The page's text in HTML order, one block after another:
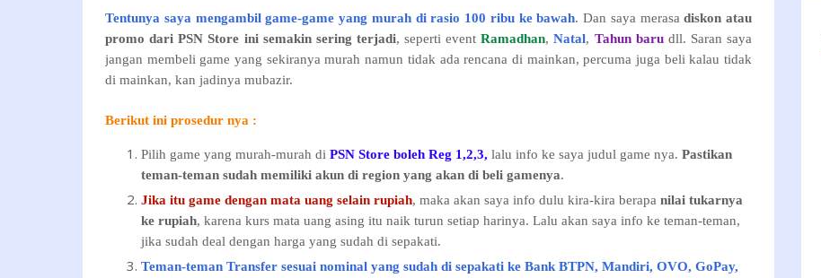
Tentunya saya mengambil game-game yang murah di rasio 100 ribu ke bawah. Dan saya merasadiskon atau
promo dari PSN Store ini semakin sering terjadi, seperti eventRamadhan,Natal, Tahun barudll. Saran saya
jangan membeli game yang sekiranya murah namun tidak ada rencana di mainkan, percuma juga beli kalau tidak
di mainkan, kan jadinya mubazir.
Berikut ini prosedur nya :
Pilih game yang murah-murah di PSN Store boleh Reg 1,2,3, lalu info ke saya judul game nya. Pastikan
teman-teman sudah memiliki akun di region yang akan di beli gamenya.
Jika itu game dengan mata uang selain rupiah, maka akan saya info dulu kira-kira berapa nilai tukarnya
ke rupiah, karena kurs mata uang asing itu naik turun setiap harinya. Lalu akan saya info ke teman-teman,
jika sudah deal dengan harga yang sudah di sepakati.
Teman-teman Transfer sesuai nominal yang sudah di sepakati ke Bank BTPN, Mandiri, OVO, GoPay,